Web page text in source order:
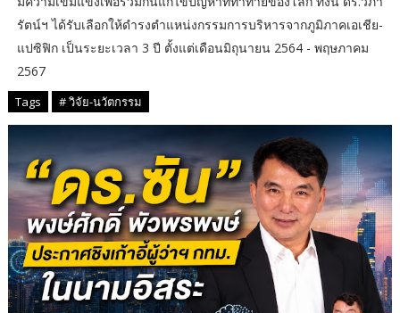
รัตน์ฯ ได้รับเลือกให้ดำรงตำแหน่งกรรมการบริหารจากภูมิภาคเอเชีย-
แปซิฟิก เป็นระยะเวลา 3 ปี ตั้งแต่เดือนมิถุนายน 2564 - พฤษภาคม
2567
Tags # วิจัย-นวัตกรรม